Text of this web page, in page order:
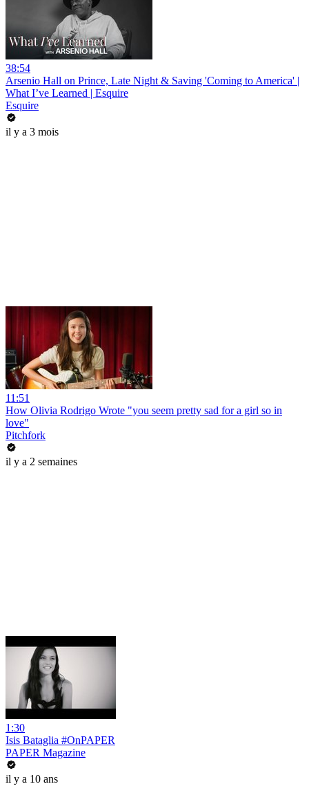
38:54
Arsenio Hall on Prince, Late Night & Saving 'Coming to America' |
What I’ve Learned | Esquire
Esquire
il y a 3 mois
11:51
How Olivia Rodrigo Wrote "you seem pretty sad for a girl so in
love"
Pitchfork
il y a 2 semaines
1:30
Isis Bataglia #OnPAPER
PAPER Magazine
il y a 10 ans